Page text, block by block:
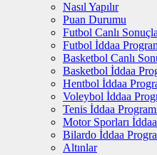
Nasıl Yapılır
Puan Durumu
Futbol Canlı
Futbol İddaa
Basketbol Canlı
Basketbol İddaa
Hentbol İddaa
Voleybol İddaa
Tenis İddaa
Motor Sporları
Bilardo İddaa
Altınlar